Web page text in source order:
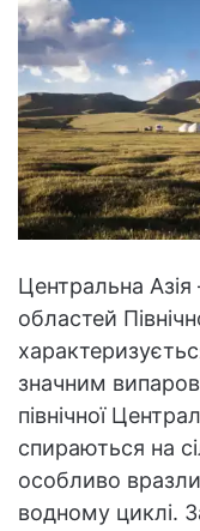
Центральна
областей
значним
північної
спираються на
особливо
водному циклі.